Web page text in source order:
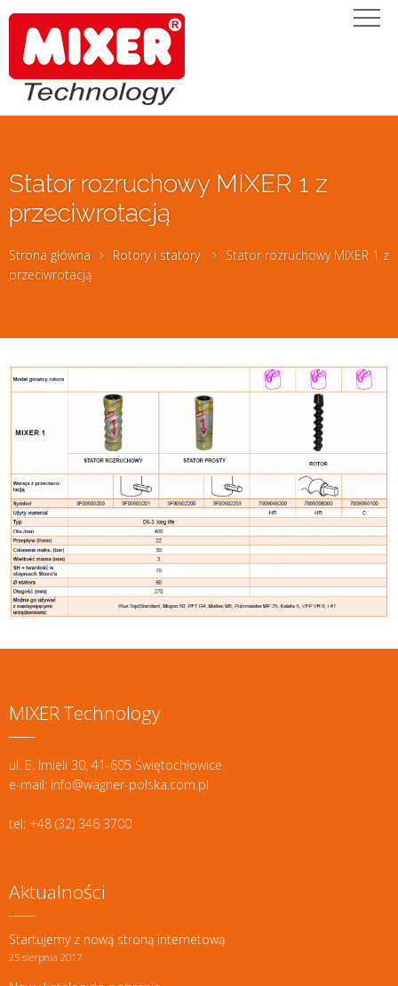
Stator rozruchowy MIXER 1 z
przeciwrotacją
Strona główna Rotory i statory
Stator rozruchowy MIXER 1 z
przeciwrotacją
MIXER Technology
ul. E. Imieli 30, 41-605 Świętochłowice
e-mail: info@wagner-polska.com.pl
tel: +48 (32) 346 3700
Aktualności
Startujemy z nową stroną internetową
25 sierpnia 2017